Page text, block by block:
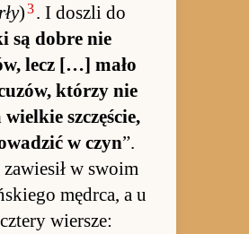
)3. I do­szli do
są do­bre nie
lecz […] mało
którzy nie
szczę­ście,
w czyn”.
w swoim
mędr­ca, a u
wier­sze: